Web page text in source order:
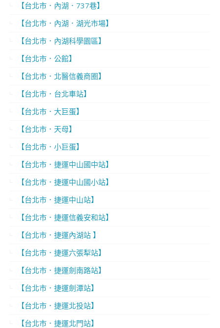
【台北市．內湖．737巷】
【台北市．內湖．湖光市場】
【台北市．內湖科學園區】
【台北市．公館】
【台北市．北醫信義商圈】
【台北市．台北車站】
【台北市．大巨蛋】
【台北市．天母】
【台北市．小巨蛋】
【台北市．捷運中山國中站】
【台北市．捷運中山國小站】
【台北市．捷運中山站】
【台北市．捷運信義安和站】
【台北市．捷運內湖站 】
【台北市．捷運六張犁站】
【台北市．捷運劍南路站】
【台北市．捷運劍潭站】
【台北市．捷運北投站】
【台北市．捷運北門站】